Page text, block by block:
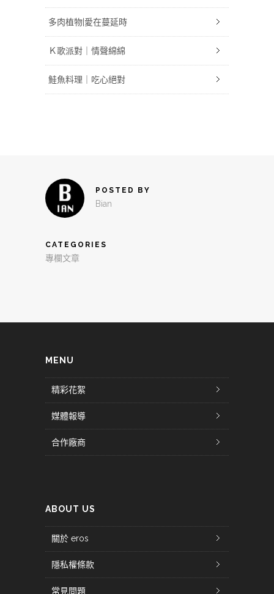
多肉植物|愛在蔓延時
Ｋ歌派對｜情聲綿綿
鮭魚料理｜吃心絕對
POSTED BY
Bian
CATEGORIES
專欄文章
MENU
精彩花絮
媒體報導
合作廠商
ABOUT US
關於 eros
隱私權條款
常見問題